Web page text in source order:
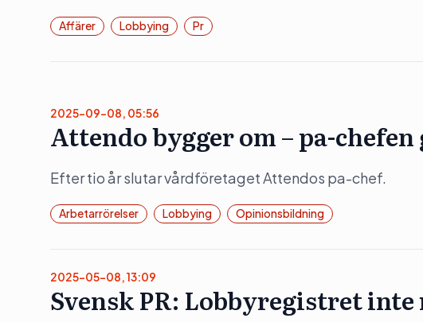
Affärer Lobbying Pr
2025-09-08, 05:56
Attendo bygger om – pa-chefen
Efter tio år slutar vårdföretaget Attendos pa-chef.
Arbetarrörelser Lobbying Opinionsbildning
2025-05-08, 13:09
Svensk PR: Lobbyregistret